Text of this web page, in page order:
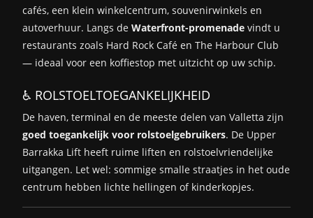
cafés, een klein winkelcentrum, souvenirwinkels en
autoverhuur. Langs de Waterfront-promenade vindt u
restaurants zoals Hard Rock Café en The Harbour Club
— ideaal voor een koffiestop met uitzicht op uw schip.
♿ ROLSTOELTOEGANKELIJKHEID
De haven, terminal en de meeste delen van Valletta zijn
goed toegankelijk voor rolstoelgebruikers. De Upper
Barrakka Lift heeft ruime liften en rolstoelvriendelijke
uitgangen. Let wel: sommige smalle straatjes in het oude
centrum hebben lichte hellingen of kinderkopjes.